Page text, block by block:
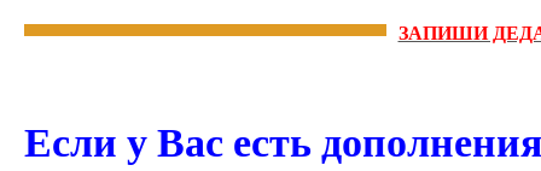
ЗАПИШИ
Если у Вас есть